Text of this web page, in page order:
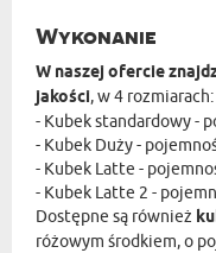
Wykonanie
W naszej ofercie
jakości, w 4 rozmiarach:
- Kubek standardowy -
- Kubek Duży -
- Kubek Latte -
- Kubek Latte 2 -
Dostępne są również
różowym środkiem, o